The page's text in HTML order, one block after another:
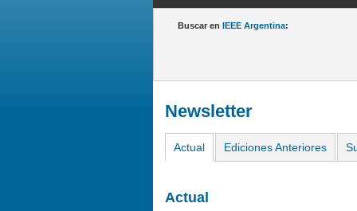
Buscar en IEEE Argentina:
Newsletter
Actual Ediciones Anteriores
Actual